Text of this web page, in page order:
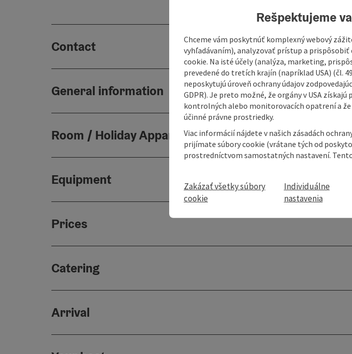
Contact
General information
Room / Holiday Appartement
Equipment
Prices
Catering
Arrival
Rešpektujeme
Chceme vám poskytnúť komplexný webový
vyhľadávaním), analyzovať prístup a prispôsobiť
cookie. Na isté účely (analýza, marketing,
prevedené do tretích krajín (napríklad USA) (čl.
neposkytujú úroveň ochrany údajov
GDPR). Je preto možné, že orgány v USA
kontrolných alebo monitorovacích opatrení a
účinné právne prostriedky.
Viac informácií nájdete v našich zásadách
prijímate súbory cookie (vrátane tých od
prostredníctvom samostatných nastavení.
Zakázať všetky súbory
cookie
Individuálne
nastavenia